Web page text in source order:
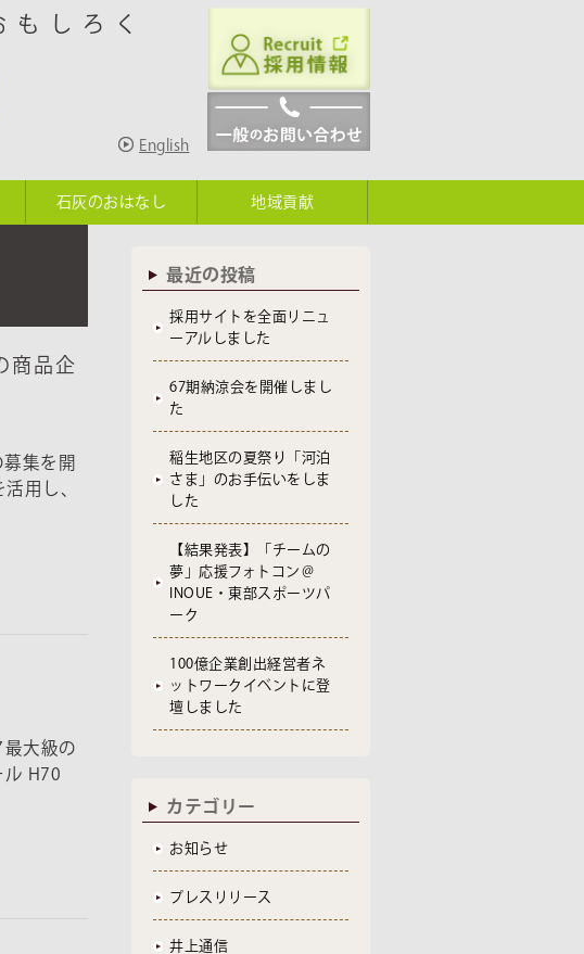
もしろく
English
石灰のおはなし 地域貢献
商品企
集を開
用し、
大級の
ル H70
最近の投稿
採用サイトを全面リニュ
ーアルしました
67期納涼会を開催しまし
た
稲生地区の夏祭り「河泊
さま」のお手伝いをしま
した
【結果発表】「チームの
夢」応援フォトコン＠
INOUE・東部スポーツパ
ーク
100億企業創出経営者ネ
ットワークイベントに登
壇しました
カテゴリー
お知らせ
プレスリリース
井上通信